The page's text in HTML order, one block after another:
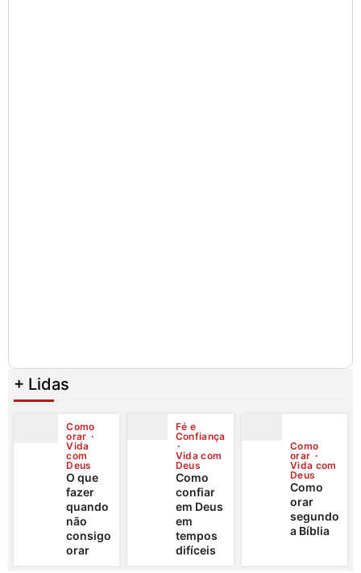
+ Lidas
Como
orar
Vida
com
Deus
O que
fazer
quando
não
consigo
orar
Fé e
Confiança
Vida com
Deus
Como
confiar
em Deus
em
tempos
difíceis
Como
orar
Vida com
Deus
Como
orar
segundo
a Bíblia